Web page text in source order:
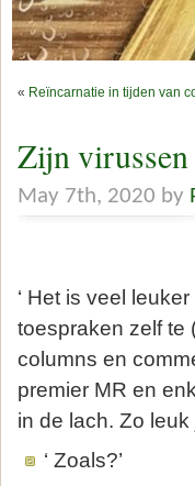
« Reïncarnatie in tijden van
Zijn virussen
May 7th, 2020 by
‘ Het is veel leuker
toespraken zelf te
columns en
premier MR en
in de lach. Zo leuk
‘ Zoals?’